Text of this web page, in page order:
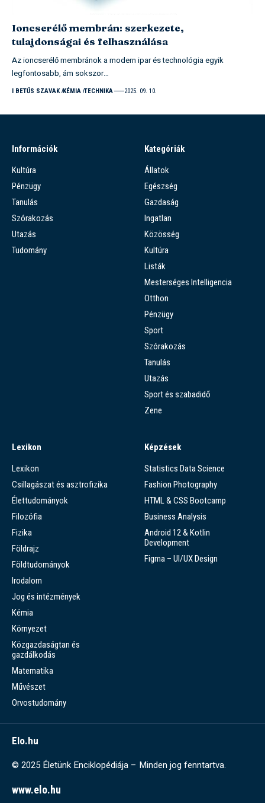
Ioncserélő membrán: szerkezete,
tulajdonságai és felhasználása
Az ioncserélő membránok a modern ipar és technológia egyik
legfontosabb, ám sokszor…
I BETŰS SZAVAK KÉMIA TECHNIKA 2025. 09. 10.
Információk
Kultúra
Pénzügy
Tanulás
Szórakozás
Utazás
Tudomány
Kategóriák
Állatok
Egészség
Gazdaság
Ingatlan
Közösség
Kultúra
Listák
Mesterséges Intelligencia
Otthon
Pénzügy
Sport
Szórakozás
Tanulás
Utazás
Sport és szabadidő
Zene
Lexikon
Lexikon
Csillagászat és asztrofizika
Élettudományok
Filozófia
Fizika
Földrajz
Földtudományok
Irodalom
Jog és intézmények
Kémia
Környezet
Közgazdaságtan és
gazdálkodás
Matematika
Művészet
Orvostudomány
Képzések
Statistics Data Science
Fashion Photography
HTML & CSS Bootcamp
Business Analysis
Android 12 & Kotlin
Development
Figma – UI/UX Design
Elo.hu
© 2025 Életünk Enciklopédiája – Minden jog fenntartva.
www.elo.hu